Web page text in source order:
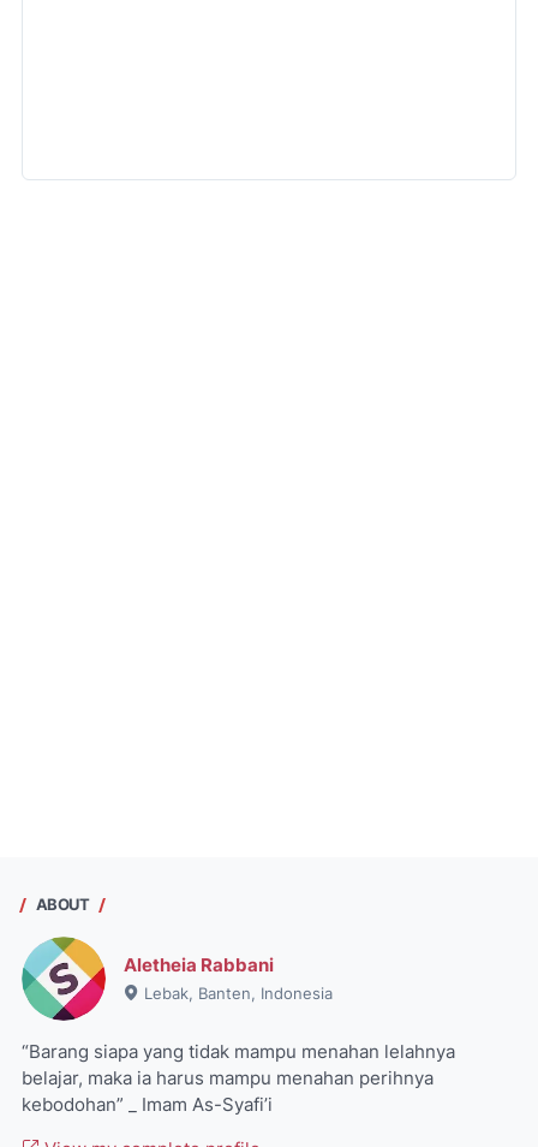
ABOUT
Aletheia Rabbani
Lebak, Banten, Indonesia
“Barang siapa yang tidak mampu menahan lelahnya
belajar, maka ia harus mampu menahan perihnya
kebodohan” _ Imam As-Syafi’i